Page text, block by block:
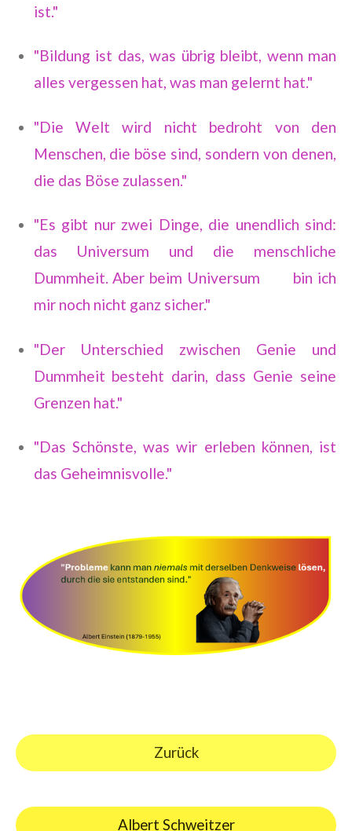
ist."
"Bildung ist das, was übrig bleibt, wenn man
alles vergessen hat, was man gelernt hat."
"Die Welt wird nicht bedroht von den
Menschen, die böse sind, sondern von denen,
die das Böse zulassen."
"Es gibt nur zwei Dinge, die unendlich sind:
das Universum und die menschliche
Dummheit. Aber beim Universum bin ich
mir noch nicht ganz sicher."
"Der Unterschied zwischen Genie und
Dummheit besteht darin, dass Genie seine
Grenzen hat."
"Das Schönste, was wir erleben können, ist
das Geheimnisvolle."
Zurück
Albert Schweitzer